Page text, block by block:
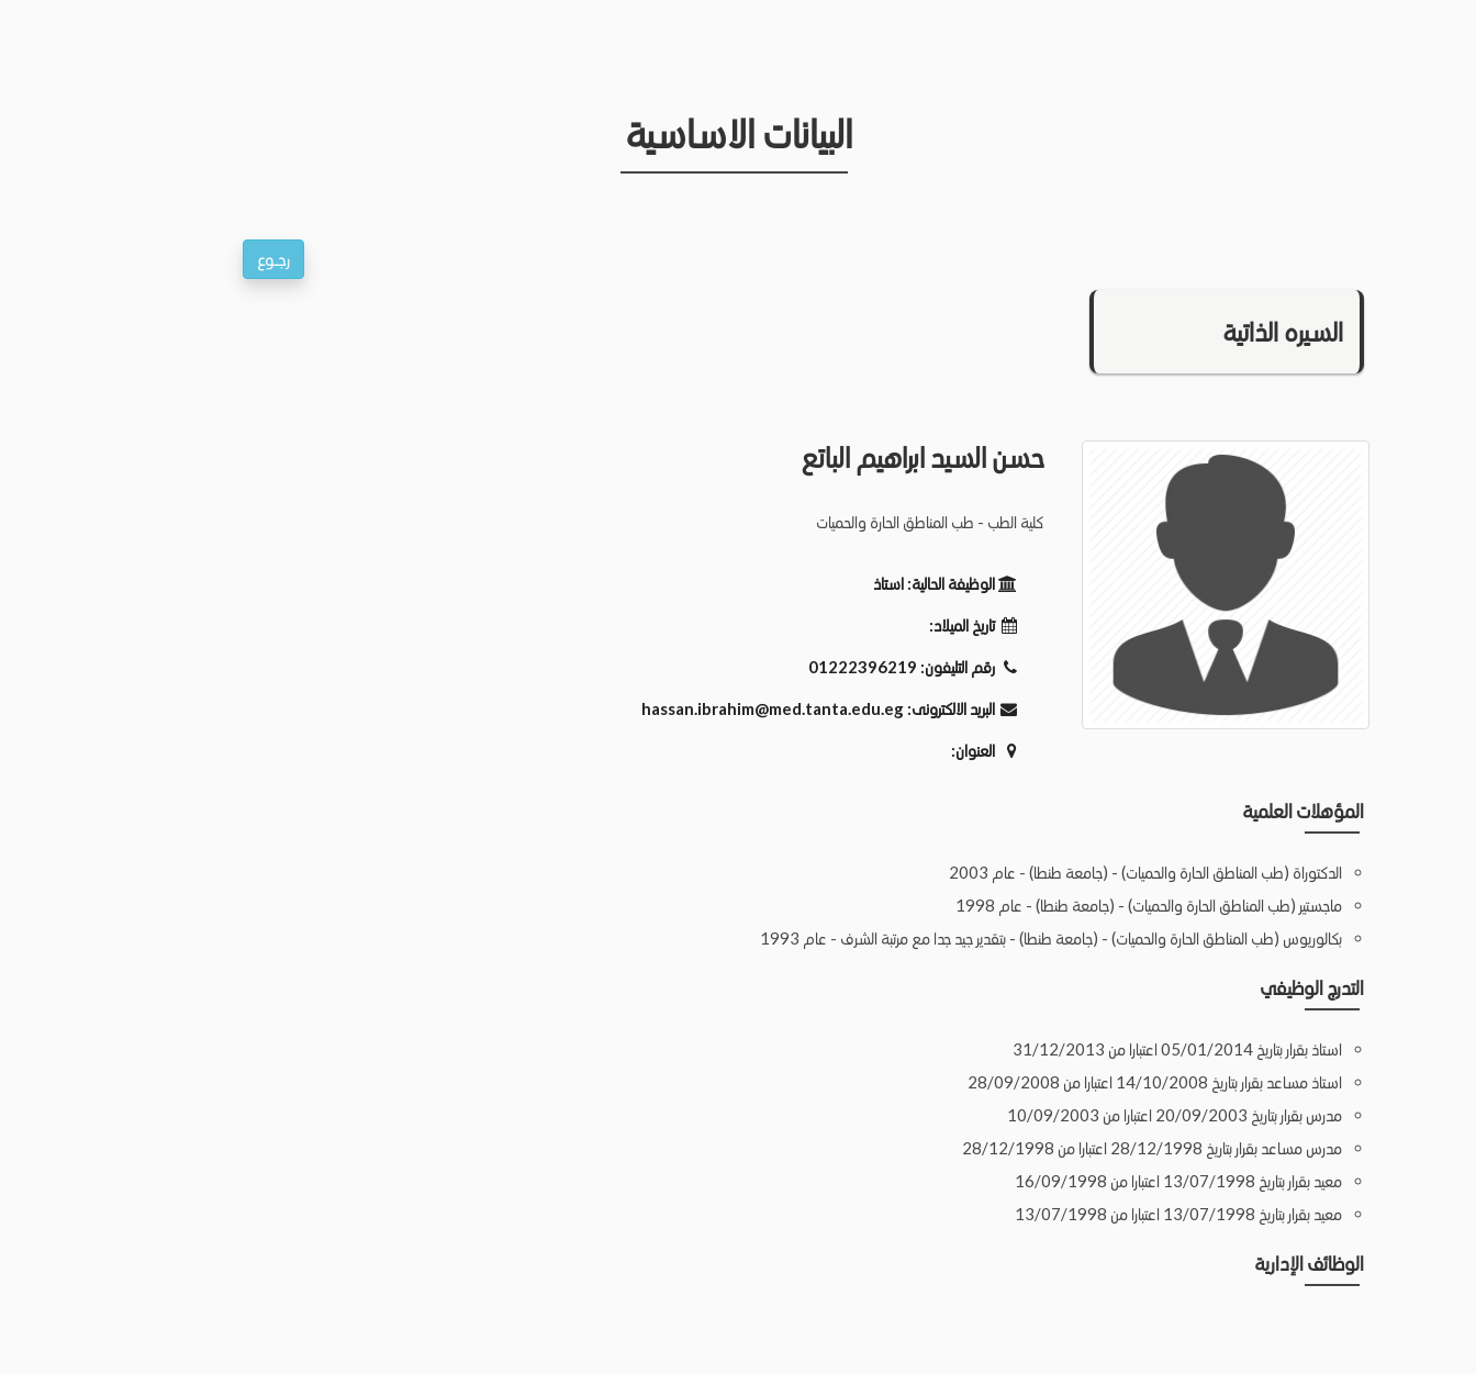
البيانات الاساسية
السيره الذاتية
حسن السيد ابراهيم الباتع
كلية الطب - طب المناطق الحارة والحميات
الوظيفة الحالية:استاذ
تاريخ الميلاد:
رقم التليفون: 01222396219
البريد الالكترونى: hassan.ibrahim@med.tanta.edu.eg
العنوان:
المؤهلات العلمية
الدكتوراة (طب المناطق الحارة والحميات) - (جامعة طنطا) - عام 2003
ماجستير (طب المناطق الحارة والحميات) - (جامعة طنطا) - عام 1998
بكالوريوس (طب المناطق الحارة والحميات) - (جامعة طنطا) - بتقدير جيد جدا مع مرتبة الشرف - عام 1993
التدرج الوظيفي
استاذ بقرار بتاريخ 05/01/2014 اعتبارا من 31/12/2013
استاذ مساعد بقرار بتاريخ 14/10/2008 اعتبارا من 28/09/2008
مدرس بقرار بتاريخ 20/09/2003 اعتبارا من 10/09/2003
مدرس مساعد بقرار بتاريخ 28/12/1998 اعتبارا من 28/12/1998
معيد بقرار بتاريخ 13/07/1998 اعتبارا من 16/09/1998
معيد بقرار بتاريخ 13/07/1998 اعتبارا من 13/07/1998
الوظائف الإدارية